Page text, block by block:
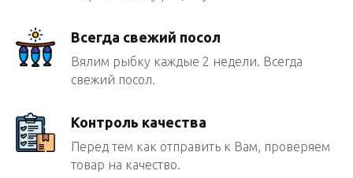
Всегда свежий посол
Вялим рыбку каждые 2 недели. Всегда
свежий посол.
Контроль качества
Перед тем как отправить к Вам, проверяем
товар на качество.